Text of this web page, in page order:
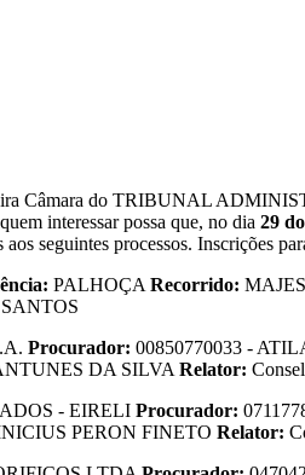
Câmara do TRIBUNAL
interessar possa que, no dia 29
aos seguintes processos. Inscrições
PALHOÇA Recorrido:
Procurador: 00850770033 -
DA SILVA Relator:
- EIRELI Procurador:
PERON FINETO Relator: